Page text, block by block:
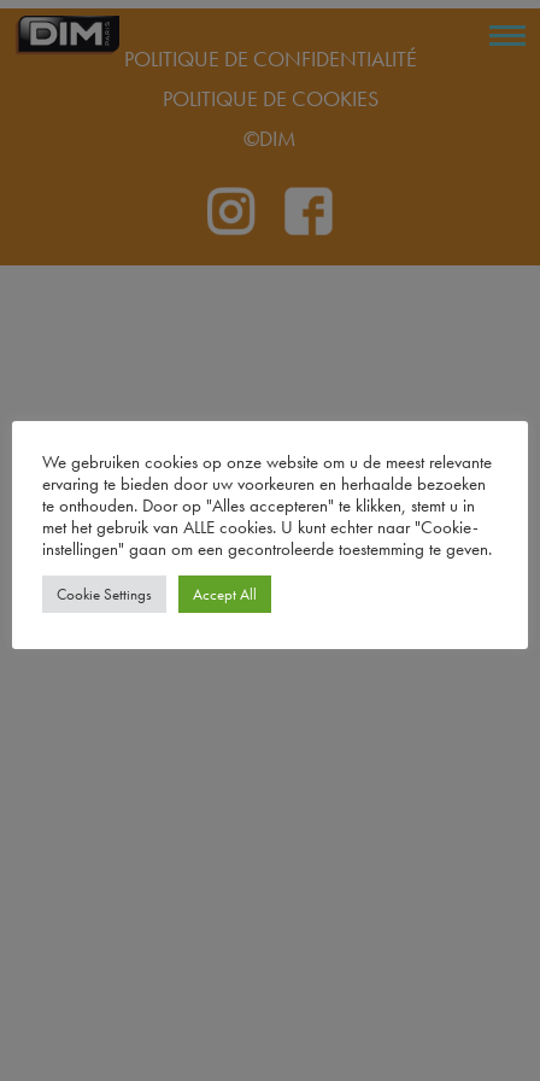
POLITIQUE DE CONFIDENTIALITÉ
POLITIQUE DE COOKIES
©DIM
We gebruiken cookies op onze website om u de meest relevante
ervaring te bieden door uw voorkeuren en herhaalde bezoeken
te onthouden. Door op "Alles accepteren" te klikken, stemt u in
met het gebruik van ALLE cookies. U kunt echter naar "Cookie-
instellingen" gaan om een ​​gecontroleerde toestemming te geven.
Cookie Settings Accept All